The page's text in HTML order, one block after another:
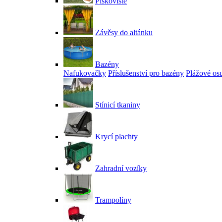
Závěsy do altánku
Bazény
Nafukovačky Příslušenství pro bazény Plážové
Stínicí tkaniny
Krycí plachty
Zahradní vozíky
Trampolíny